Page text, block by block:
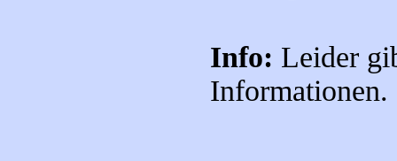
Info: Leider
Informationen.